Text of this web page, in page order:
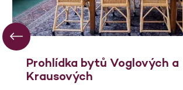
Prohlídka bytů Voglových a
Krausových